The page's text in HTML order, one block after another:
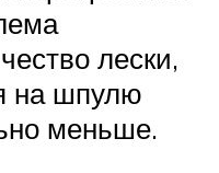
лески,
на шпулю
меньше.